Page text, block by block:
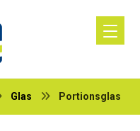
Glas Portionsglas